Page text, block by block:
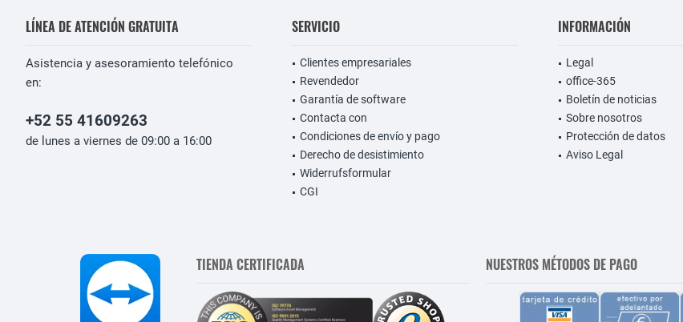
LÍNEA DE ATENCIÓN GRATUITA
Asistencia y asesoramiento telefónico
en:
+52 55 41609263
de lunes a viernes de 09:00 a 16:00
SERVICIO
Clientes empresariales
Revendedor
Garantía de software
Contacta con
Condiciones de envío y pago
Derecho de desistimiento
Widerrufsformular
CGI
INFORMACIÓN
Legal
office-365
Boletín de noticias
Sobre nosotros
Protección de datos
Aviso Legal
TIENDA CERTIFICADA NUESTROS MÉTODOS DE PAGO